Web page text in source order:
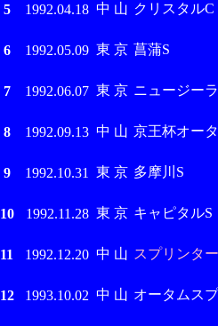
5 1992.04.18 中 山 クリスタルC
6 1992.05.09 東 京 菖蒲S
7 1992.06.07 東 京 ニュージー
8 1992.09.13 中 山 京王杯オー
9 1992.10.31 東 京 多摩川S
10 1992.11.28 東 京 キャピタルS
11 1992.12.20 中 山 スプリンタ
12 1993.10.02 中 山 オータムス